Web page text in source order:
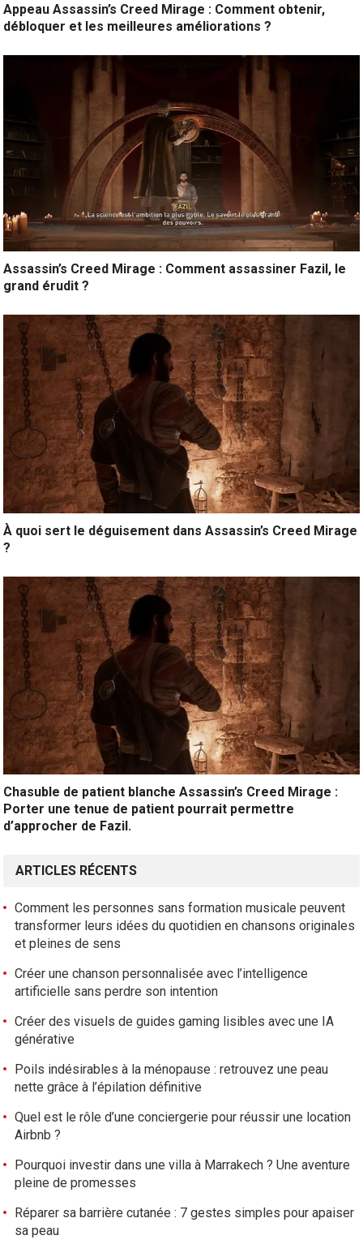
Appeau Assassin’s Creed Mirage : Comment obtenir,
débloquer et les meilleures améliorations ?
Assassin’s Creed Mirage : Comment assassiner Fazil, le
grand érudit ?
À quoi sert le déguisement dans Assassin’s Creed Mirage
?
Chasuble de patient blanche Assassin’s Creed Mirage :
Porter une tenue de patient pourrait permettre
d’approcher de Fazil.
ARTICLES RÉCENTS
Comment les personnes sans formation musicale peuvent
transformer leurs idées du quotidien en chansons originales
et pleines de sens
Créer une chanson personnalisée avec l’intelligence
artificielle sans perdre son intention
Créer des visuels de guides gaming lisibles avec une IA
générative
Poils indésirables à la ménopause : retrouvez une peau
nette grâce à l’épilation définitive
Quel est le rôle d’une conciergerie pour réussir une location
Airbnb ?
Pourquoi investir dans une villa à Marrakech ? Une aventure
pleine de promesses
Réparer sa barrière cutanée : 7 gestes simples pour apaiser
sa peau